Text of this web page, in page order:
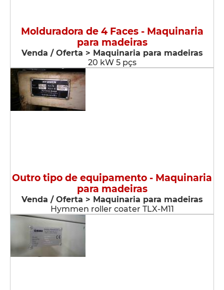
Molduradora de 4 Faces - Maquinaria
para madeiras
Venda / Oferta > Maquinaria para madeiras
20 kW 5 pçs
Outro tipo de equipamento - Maquinaria
para madeiras
Venda / Oferta > Maquinaria para madeiras
Hymmen roller coater TLX-M11